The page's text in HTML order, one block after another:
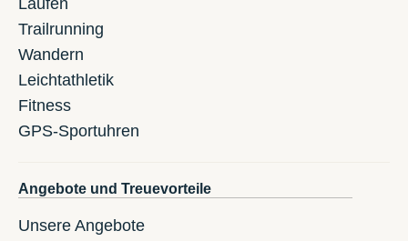
Laufen
Trailrunning
Wandern
Leichtathletik
Fitness
GPS-Sportuhren
Angebote und Treuevorteile
Unsere Angebote